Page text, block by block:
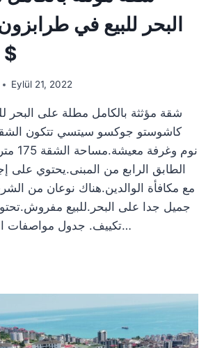
البحر للبيع في
120.000 $
Eylül 21, 2022
شقة مؤثثة بالكامل مطلة على البحر
كاشوستو جوكسو سيتسي تتكون
نوم
مع مكافأة الوالدين.هناك نوعان من
جميل جدا على البحر.للبيع
تكييف. جدول مواصفات العقار سعر العقار…